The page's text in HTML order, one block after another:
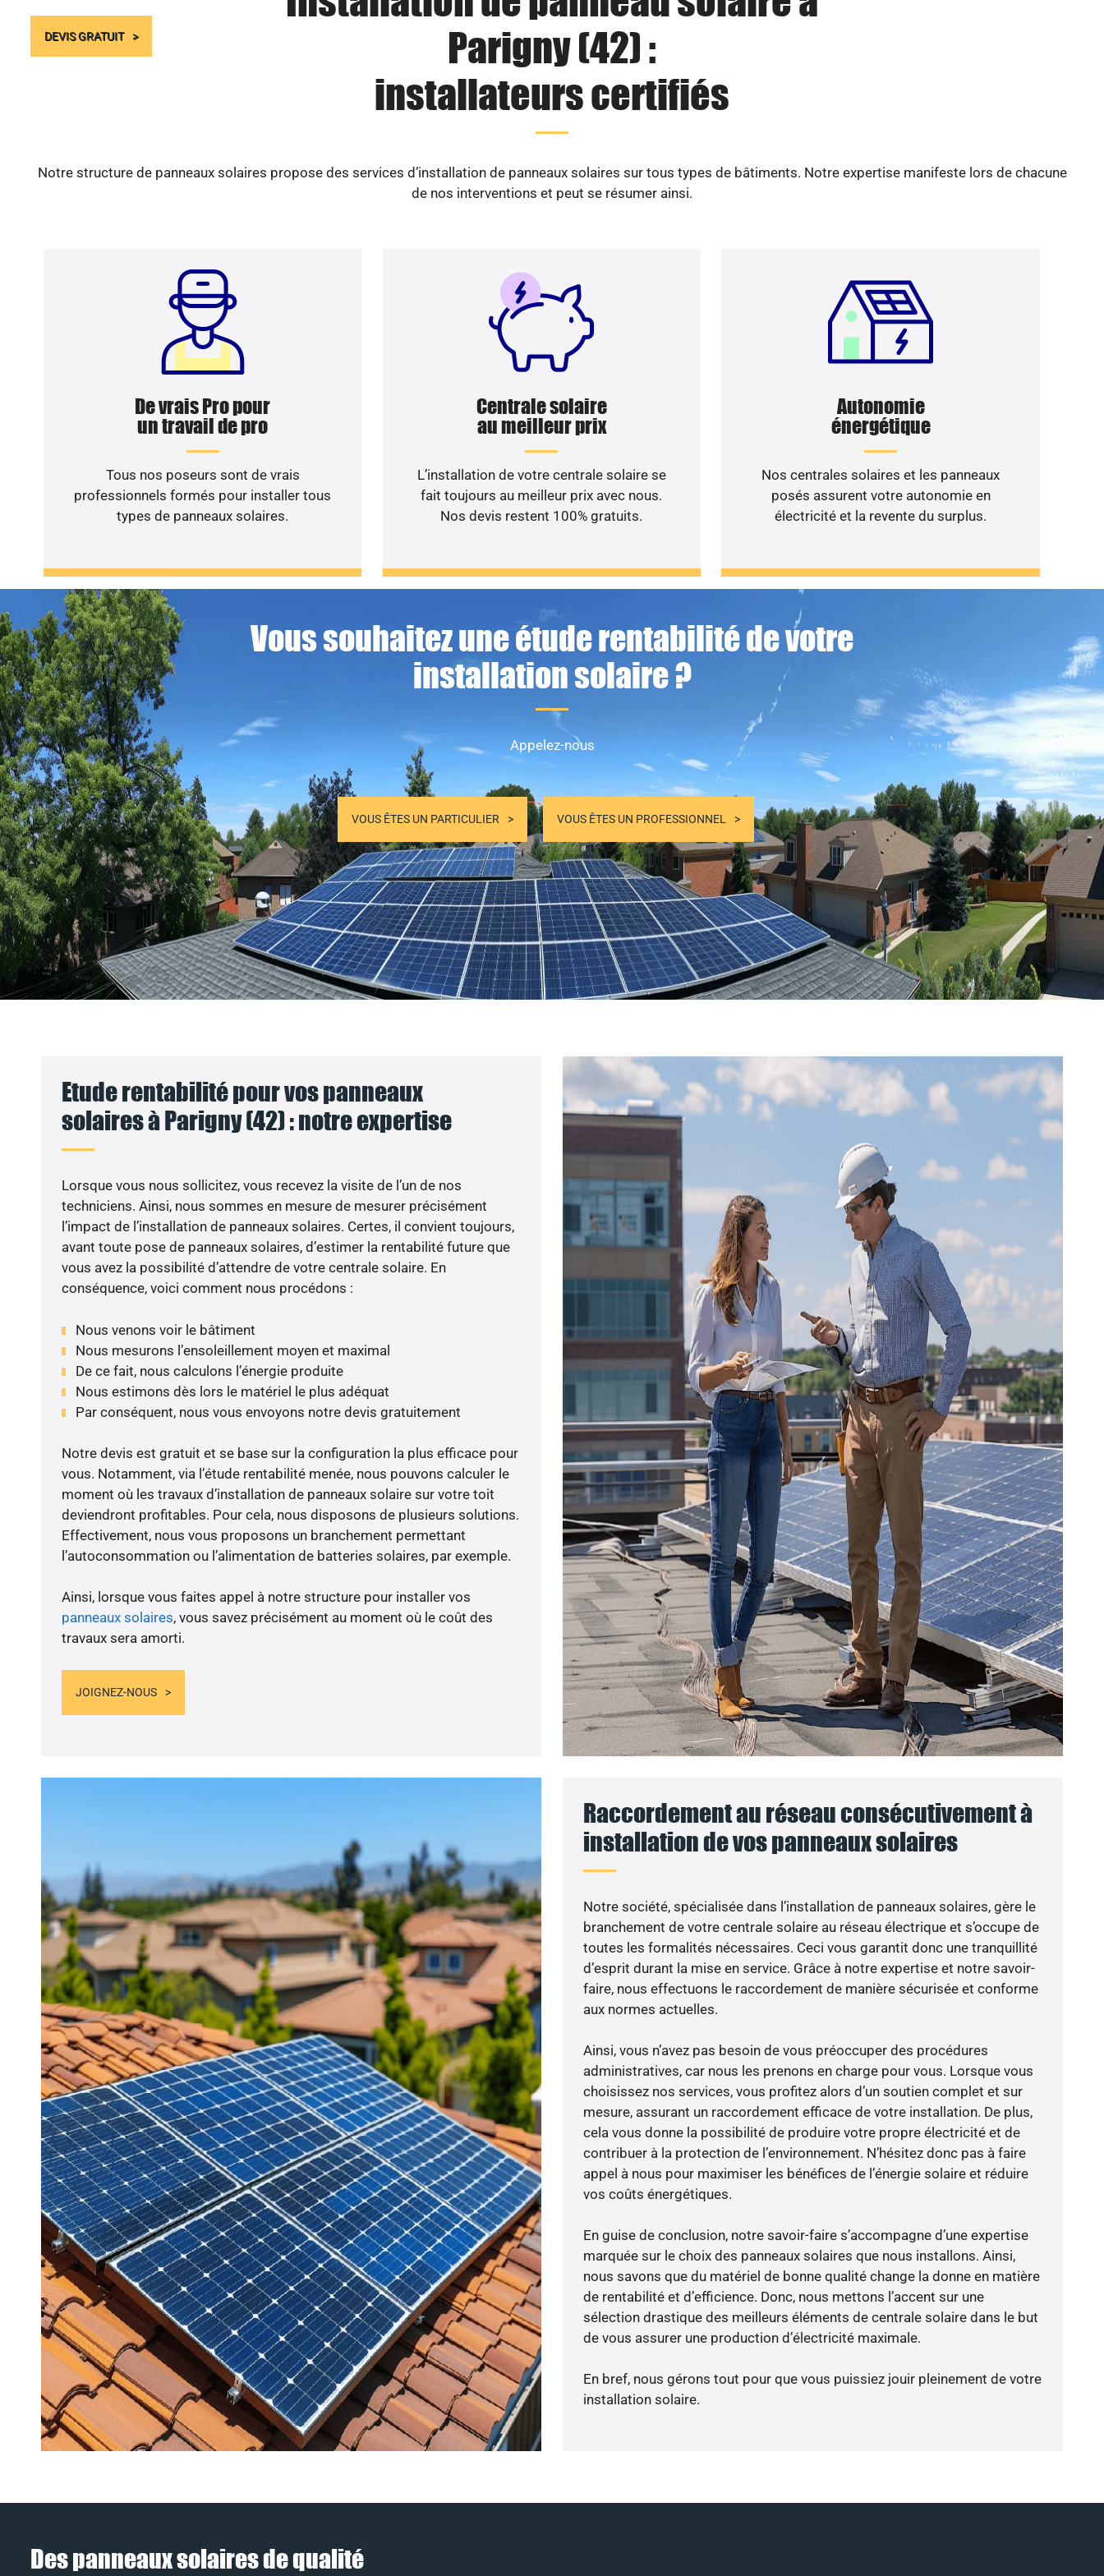
DEVIS GRATUIT
Parigny (42) :
installateurs certifiés
Notre structure de panneaux solaires propose des services d’installation de panneaux solaires sur tous types de bâtiments. Notre expertise manifeste lors de chacune
de nos interventions et peut se résumer ainsi.
De vrais Pro pour
un travail de pro
Tous nos poseurs sont de vrais
professionnels formés pour installer tous
types de panneaux solaires.
Centrale solaire
au meilleur prix
L’installation de votre centrale solaire se
fait toujours au meilleur prix avec nous.
Nos devis restent 100% gratuits.
Autonomie
énergétique
Nos centrales solaires et les panneaux
posés assurent votre autonomie en
électricité et la revente du surplus.
Vous souhaitez une étude rentabilité de votre
installation solaire ?
Appelez-nous
VOUS ÊTES UN PARTICULIER VOUS ÊTES UN PROFESSIONNEL
Etude rentabilité pour vos panneaux
solaires à Parigny (42) : notre expertise
Lorsque vous nous sollicitez, vous recevez la visite de l’un de nos
techniciens. Ainsi, nous sommes en mesure de mesurer précisément
l’impact de l’installation de panneaux solaires. Certes, il convient toujours,
avant toute pose de panneaux solaires, d’estimer la rentabilité future que
vous avez la possibilité d’attendre de votre centrale solaire. En
conséquence, voici comment nous procédons :
Nous venons voir le bâtiment
Nous mesurons l’ensoleillement moyen et maximal
De ce fait, nous calculons l’énergie produite
Nous estimons dès lors le matériel le plus adéquat
Par conséquent, nous vous envoyons notre devis gratuitement
Notre devis est gratuit et se base sur la configuration la plus efficace pour
vous. Notamment, via l’étude rentabilité menée, nous pouvons calculer le
moment où les travaux d’installation de panneaux solaire sur votre toit
deviendront profitables. Pour cela, nous disposons de plusieurs solutions.
Effectivement, nous vous proposons un branchement permettant
l’autoconsommation ou l’alimentation de batteries solaires, par exemple.
Ainsi, lorsque vous faites appel à notre structure pour installer vos
panneaux solaires, vous savez précisément au moment où le coût des
travaux sera amorti.
JOIGNEZ-NOUS
Raccordement au réseau consécutivement à
installation de vos panneaux solaires
Notre société, spécialisée dans l’installation de panneaux solaires, gère le
branchement de votre centrale solaire au réseau électrique et s’occupe de
toutes les formalités nécessaires. Ceci vous garantit donc une tranquillité
d’esprit durant la mise en service. Grâce à notre expertise et notre savoir-
faire, nous effectuons le raccordement de manière sécurisée et conforme
aux normes actuelles.
Ainsi, vous n’avez pas besoin de vous préoccuper des procédures
administratives, car nous les prenons en charge pour vous. Lorsque vous
choisissez nos services, vous profitez alors d’un soutien complet et sur
mesure, assurant un raccordement efficace de votre installation. De plus,
cela vous donne la possibilité de produire votre propre électricité et de
contribuer à la protection de l’environnement. N’hésitez donc pas à faire
appel à nous pour maximiser les bénéfices de l’énergie solaire et réduire
vos coûts énergétiques.
En guise de conclusion, notre savoir-faire s’accompagne d’une expertise
marquée sur le choix des panneaux solaires que nous installons. Ainsi,
nous savons que du matériel de bonne qualité change la donne en matière
de rentabilité et d’efficience. Donc, nous mettons l’accent sur une
sélection drastique des meilleurs éléments de centrale solaire dans le but
de vous assurer une production d’électricité maximale.
En bref, nous gérons tout pour que vous puissiez jouir pleinement de votre
installation solaire.
Des panneaux solaires de qualité